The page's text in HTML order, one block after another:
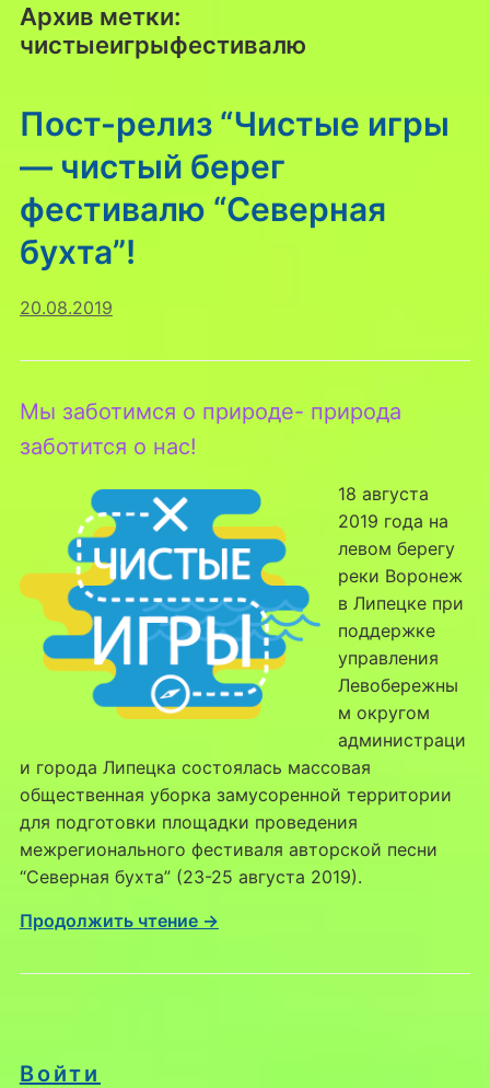
Архив метки:
чистыеигрыфестивалю
Войти
Пост-релиз “Чистые игры
— чистый берег
фестивалю “Северная
бухта”!
20.08.2019
Мы заботимся о природе- природа
заботится о нас!
18 августа
2019 года на
левом берегу
реки Воронеж
в Липецке при
поддержке
управления
Левобережны
м округом
администраци
и города Липецка состоялась массовая
общественная уборка замусоренной территории
для подготовки площадки проведения
межрегионального фестиваля авторской песни
“Северная бухта” (23-25 августа 2019).
Продолжить чтение →